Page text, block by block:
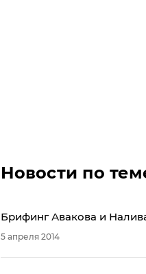
Новости по
Брифинг Авакова и
5 апреля 2014